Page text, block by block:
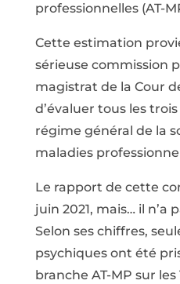
professionnelles (AT-
Cette estimation
sérieuse commission
magistrat de la Cour
d’évaluer tous les
régime général de la
maladies
Le rapport de cette
juin 2021, mais… il n’a
Selon ses chiffres,
psychiques ont été
branche AT-MP sur